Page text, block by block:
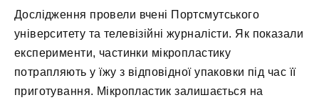
Дослідження провели вчені Портсмутського
університету та телевізійні журналісти. Як показали
експерименти, частинки мікропластику
потрапляють у їжу з відповідної упаковки під час її
приготування. Мікропластик залишається на